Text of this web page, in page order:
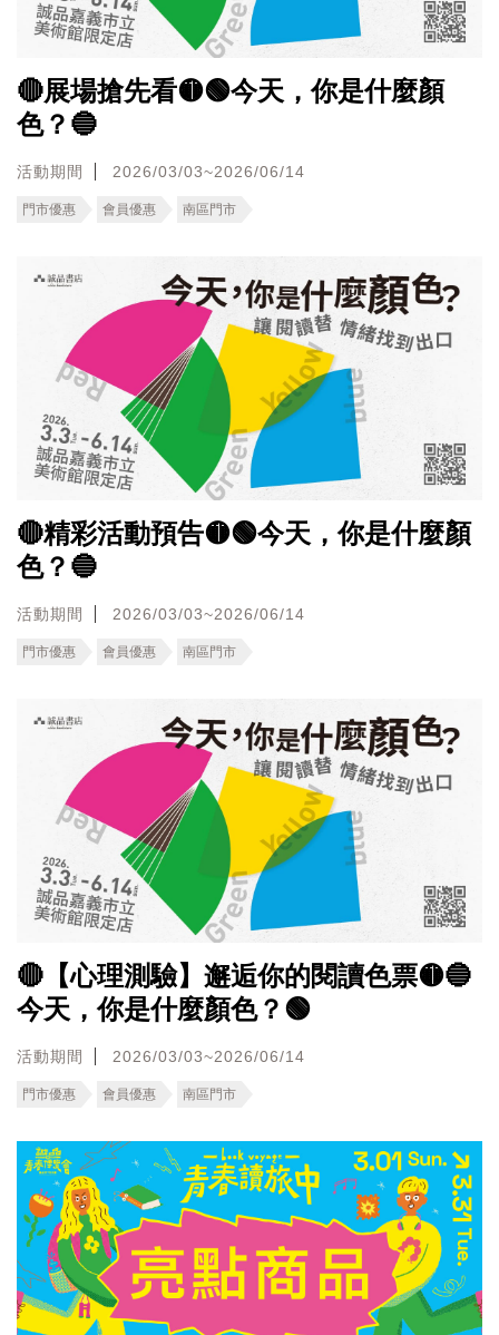
🔴展場搶先看🟡🟢今天，你是什麼顏
色？🔵
活動期間 2026/03/03~2026/06/14
門市優惠 會員優惠 南區門市
🔴精彩活動預告🟡🟢今天，你是什麼顏
色？🔵
活動期間 2026/03/03~2026/06/14
門市優惠 會員優惠 南區門市
🔴【心理測驗】邂逅你的閱讀色票🟡🔵
今天，你是什麼顏色？🟢
活動期間 2026/03/03~2026/06/14
門市優惠 會員優惠 南區門市